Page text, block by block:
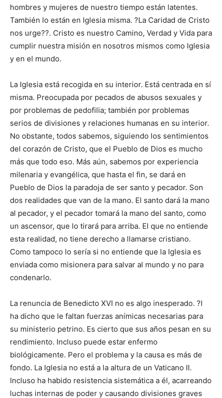
hombres y mujeres de nuestro tiempo están latentes.
También lo están en Iglesia misma. ?La Caridad de Cristo
nos urge??. Cristo es nuestro Camino, Verdad y Vida para
cumplir nuestra misión en nosotros mismos como Iglesia
y en el mundo.
La Iglesia está recogida en su interior. Está centrada en sí
misma. Preocupada por pecados de abusos sexuales y
por problemas de pedofilia; también por problemas
serios de divisiones y relaciones humanas en su interior.
No obstante, todos sabemos, siguiendo los sentimientos
del corazón de Cristo, que el Pueblo de Dios es mucho
más que todo eso. Más aún, sabemos por experiencia
milenaria y evangélica, que hasta el fin, se dará en
Pueblo de Dios la paradoja de ser santo y pecador. Son
dos realidades que van de la mano. El santo dará la mano
al pecador, y el pecador tomará la mano del santo, como
un ascensor, que lo tirará para arriba. El que no entiende
esta realidad, no tiene derecho a llamarse cristiano.
Como tampoco lo sería si no entiende que la Iglesia es
enviada como misionera para salvar al mundo y no para
condenarlo.
La renuncia de Benedicto XVI no es algo inesperado. ?l
ha dicho que le faltan fuerzas anímicas necesarias para
su ministerio petrino. Es cierto que sus años pesan en su
rendimiento. Incluso puede estar enfermo
biológicamente. Pero el problema y la causa es más de
fondo. La Iglesia no está a la altura de un Vaticano II.
Incluso ha habido resistencia sistemática a él, acarreando
luchas internas de poder y causando divisiones graves